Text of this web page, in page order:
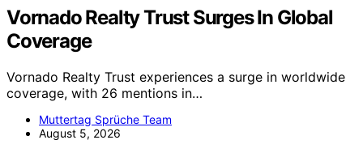
Vornado Realty Trust Surges In Global
Coverage
Vornado Realty Trust experiences a surge in worldwide
coverage, with 26 mentions in…
Muttertag Sprüche Team
August 5, 2026